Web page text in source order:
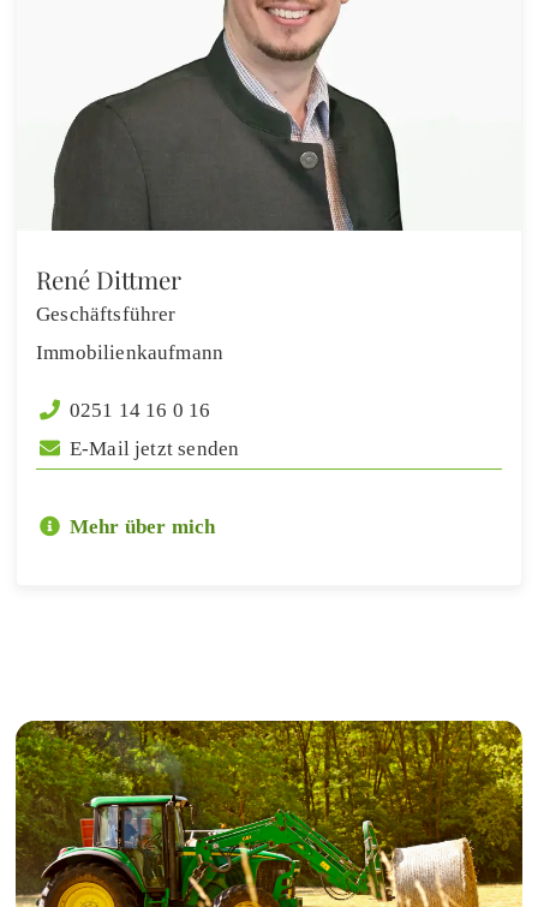
René Dittmer
Geschäftsführer
Immobilienkaufmann
0251 14 16 0 16
E-Mail jetzt senden
Mehr über mich